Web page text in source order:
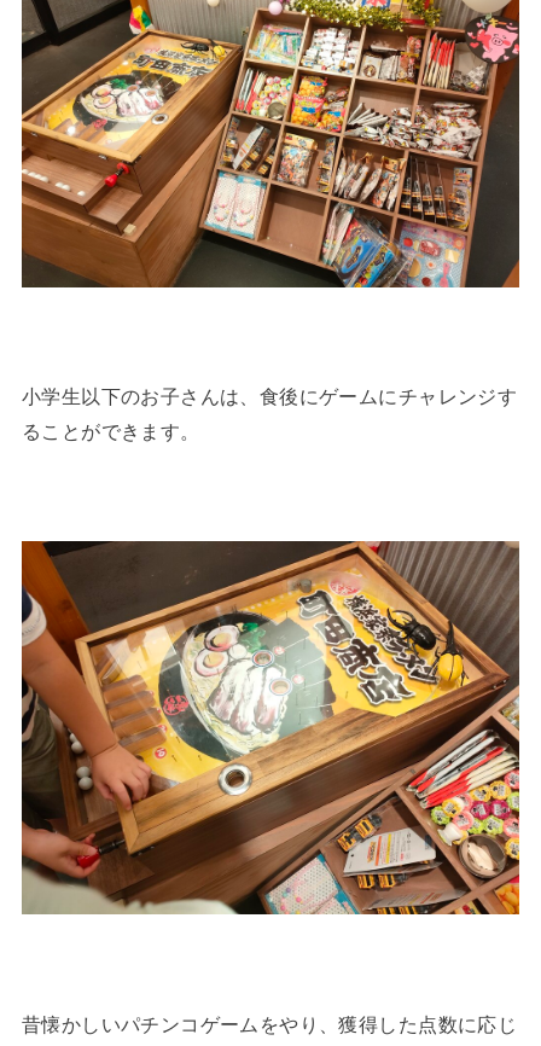
小学生以下のお子さんは、食後にゲームにチャレンジす
ることができます。
昔懐かしいパチンコゲームをやり、獲得した点数に応じ